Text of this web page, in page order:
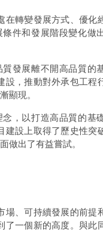
轉變發展方式、優化
件和發展階段變化做
發展離不開高品質的
設，推動對外承包工程
顯現。
，以打造高品質的基
建設上取得了歷史性突
做出了有益嘗試。
場、可持續發展的前提
了一個新的高度。與此